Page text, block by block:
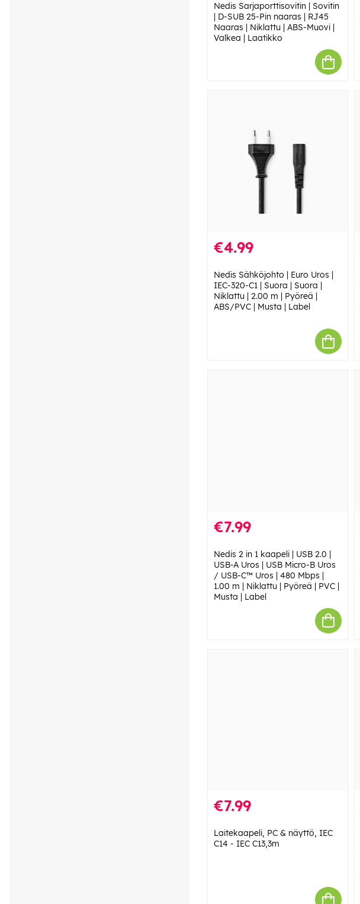
Nedis Sarjaporttisovitin | Sovitin
| D-SUB 25-Pin naaras | RJ45
Naaras | Niklattu | ABS-Muovi |
Valkea | Laatikko
€4.99
Nedis Sähköjohto | Euro Uros |
IEC-320-C1 | Suora | Suora |
Niklattu | 2.00 m | Pyöreä |
ABS/PVC | Musta | Label
€7.99
Nedis 2 in 1 kaapeli | USB 2.0 |
USB-A Uros | USB Micro-B Uros
/ USB-C™ Uros | 480 Mbps |
1.00 m | Niklattu | Pyöreä | PVC |
Musta | Label
€7.99
Laitekaapeli, PC & näyttö, IEC
C14 - IEC C13,3m